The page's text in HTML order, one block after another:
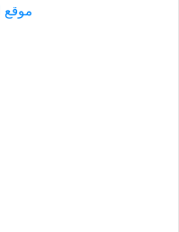
موقع